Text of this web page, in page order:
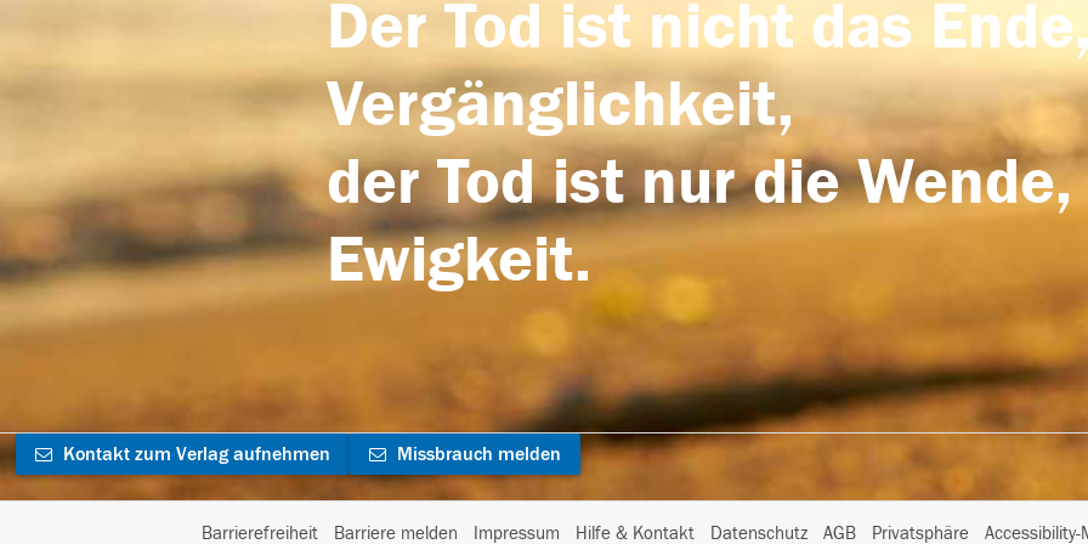
Der Tod ist nicht das
Vergänglichkeit,
der Tod ist nur die
Ewigkeit.
Kontakt zum Verlag aufnehmen Missbrauch melden
Barrierefreiheit Barriere melden Impressum Hilfe & Kontakt Datenschutz AGB Privatsphäre I